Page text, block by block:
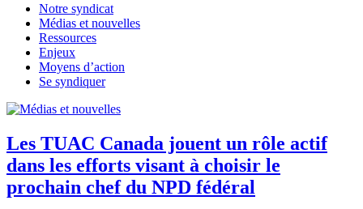
Notre syndicat
Médias et nouvelles
Ressources
Enjeux
Moyens d’action
Se syndiquer
Les TUAC Canada jouent un rôle actif
dans les efforts visant à choisir le
prochain chef du NPD fédéral